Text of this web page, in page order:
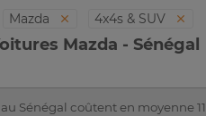
Mazda 4x4s & SUV
Mazda - Sénégal
Sénégal coûtent en moyenne